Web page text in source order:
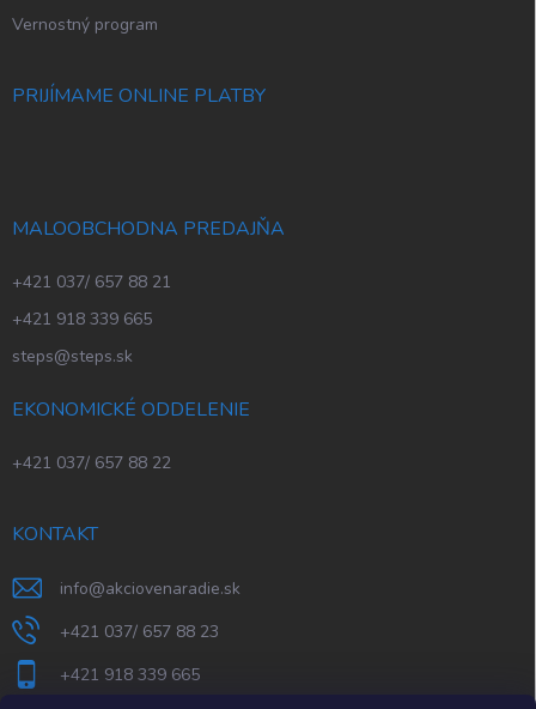
Vernostný program
PRIJÍMAME ONLINE PLATBY
MALOOBCHODNA PREDAJŇA
+421 037/ 657 88 21
+421 918 339 665
steps@steps.sk
EKONOMICKÉ ODDELENIE
+421 037/ 657 88 22
KONTAKT
info@akciovenaradie.sk
+421 037/ 657 88 23
+421 918 339 665